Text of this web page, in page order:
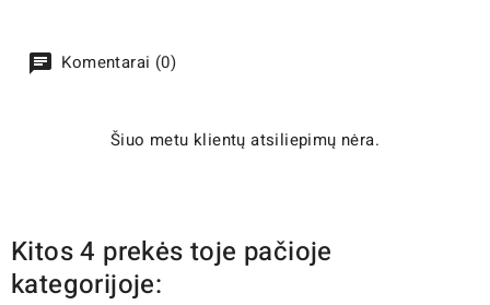
Komentarai (0)
Šiuo metu klientų atsiliepimų nėra.
Kitos 4 prekės toje pačioje
kategorijoje: